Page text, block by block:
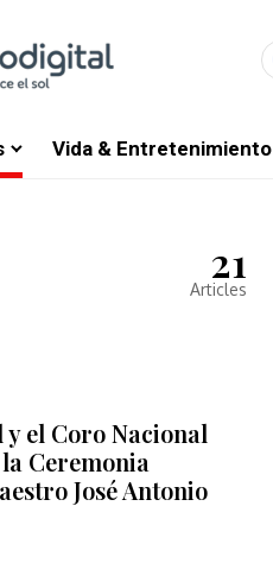
Vida & Entretenimiento
21
Articles
el Coro Nacional
Ceremonia
José Antonio